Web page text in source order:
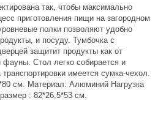
так, чтобы максимально
приготовления пищи на загородном
полки позволяют удобно
и посуду. Тумбочка с
защитит продукты как от
фауны. Стол легко собирается и
имеется сумка-чехол.
см. Материал: Алюминий Нагрузка
: 82*26,5*53 см.